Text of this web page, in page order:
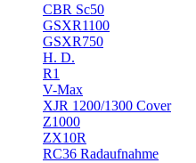
CBR Sc50
GSXR1100
GSXR750
H. D.
R1
V-Max
XJR 1200/1300 Cover
Z1000
ZX10R
RC36 Radaufnahme